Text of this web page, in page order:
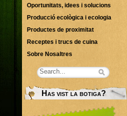
Oportunitats, idees i solucions
Producció ecològica i ecologia
Productes de proximitat
Receptes i trucs de cuina
Sobre Nosaltres
Has vist la botiga?